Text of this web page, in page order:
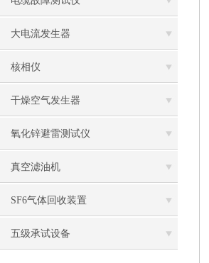
大电流发生器
核相仪
干燥空气发生器
氧化锌避雷测试仪
真空滤油机
SF6气体回收装置
五级承试设备